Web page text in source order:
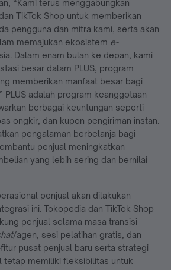
“Kami terus menggabungkan
TikTok Shop untuk memberikan
pengguna dan mitra kami, serta akan
memajukan ekosistem e-
Dalam enam bulan ke depan, kami
besar dalam PLUS, program
memberikan manfaat besar bagi
PLUS adalah program keanggotaan
berbagai keuntungan seperti
ongkir, dan kupon pengiriman instan.
pengalaman berbelanja bagi
penjual meningkatkan
yang lebih sering dan bernilai
penjual akan dilakukan
ini. Tokopedia dan TikTok Shop
penjual selama masa transisi
/agen, sesi pelatihan gratis, dan
pusat penjual baru serta strategi
tetap memiliki fleksibilitas untuk